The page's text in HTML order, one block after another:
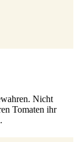
Nicht
Tomaten ihr